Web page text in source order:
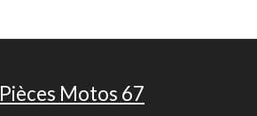
Pièces Motos 67